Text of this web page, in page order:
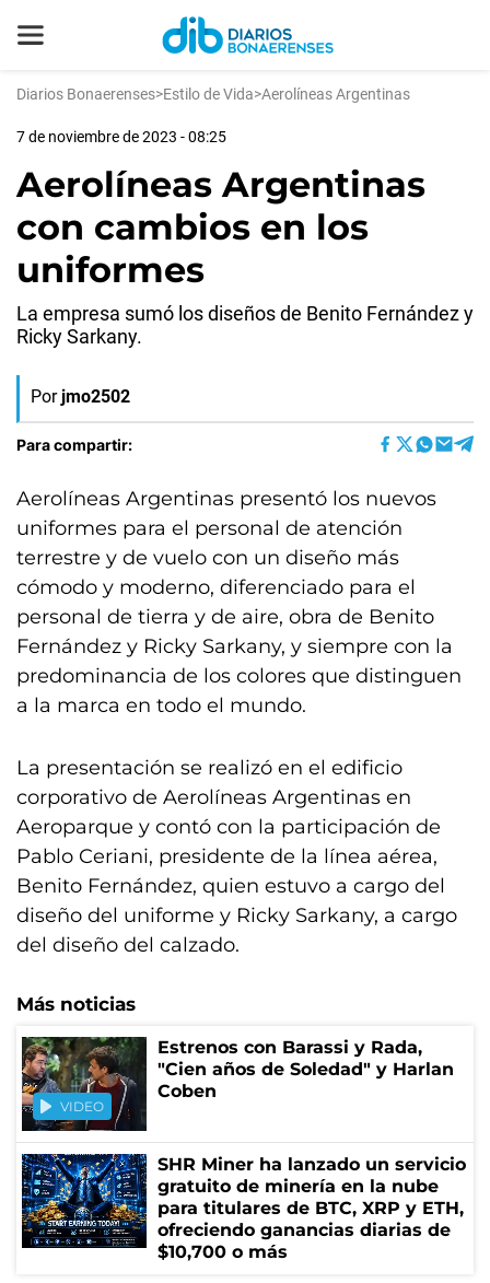
Diarios Bonaerenses>Estilo de Vida>Aerolíneas Argentinas
7 de noviembre de 2023 - 08:25
Aerolíneas Argentinas
con cambios en los
uniformes
La empresa sumó los diseños de Benito Fernández y
Ricky Sarkany.
Por jmo2502
Para compartir:
Aerolíneas Argentinas presentó los nuevos
uniformes para el personal de atención
terrestre y de vuelo con un diseño más
cómodo y moderno, diferenciado para el
personal de tierra y de aire, obra de Benito
Fernández y Ricky Sarkany, y siempre con la
predominancia de los colores que distinguen
a la marca en todo el mundo.
La presentación se realizó en el edificio
corporativo de Aerolíneas Argentinas en
Aeroparque y contó con la participación de
Pablo Ceriani, presidente de la línea aérea,
Benito Fernández, quien estuvo a cargo del
diseño del uniforme y Ricky Sarkany, a cargo
del diseño del calzado.
Más noticias
VIDEO
Estrenos con Barassi y Rada,
"Cien años de Soledad" y Harlan
Coben
SHR Miner ha lanzado un servicio
gratuito de minería en la nube
para titulares de BTC, XRP y ETH,
ofreciendo ganancias diarias de
$10,700 o más